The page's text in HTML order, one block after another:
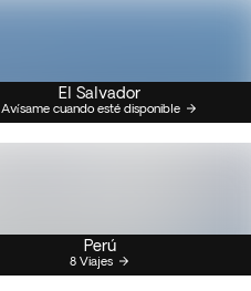
El Salvador
Avísame cuando esté disponible
Perú
8 Viajes